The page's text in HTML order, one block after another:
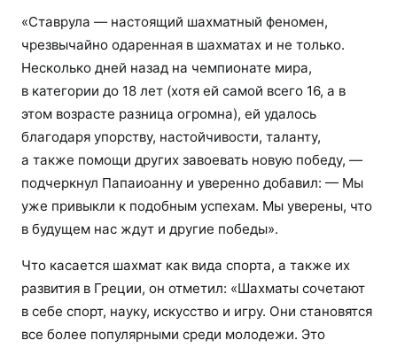
«Ставрула — настоящий шахматный феномен,
чрезвычайно одаренная в шахматах и не только.
Несколько дней назад на чемпионате мира,
в категории до 18 лет (хотя ей самой всего 16, а в
этом возрасте разница огромна), ей удалось
благодаря упорству, настойчивости, таланту,
а также помощи других завоевать новую победу, —
подчеркнул Папаиоанну и уверенно добавил: — Мы
уже привыкли к подобным успехам. Мы уверены, что
в будущем нас ждут и другие победы».
Что касается шахмат как вида спорта, а также их
развития в Греции, он отметил: «Шахматы сочетают
в себе спорт, науку, искусство и игру. Они становятся
все более популярными среди молодежи. Это